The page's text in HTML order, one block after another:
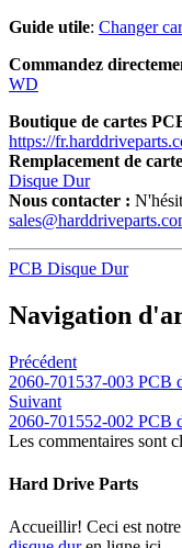
Guide utile: Changer
Commandez
WD
Boutique de cartes
https://
Remplacement de
Disque Dur
Nous contacter :
PCB Disque Dur
Navigation
Précédent
2060-701537-003 PCB
Suivant
2060-701552-002 PCB
Les commentaires sont
Hard Drive Parts
Accueillir! Ceci est